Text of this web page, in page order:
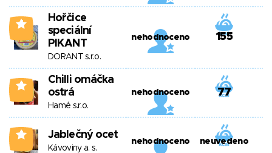
4
Hořčice
speciální
PIKANT
DORANT s.r.o.
nehodnoceno 155
4
Chilli omáčka
ostrá
Hamé s.r.o.
nehodnoceno 77
4 Jablečný ocet
Kávoviny a. s.
nehodnoceno neuvedeno